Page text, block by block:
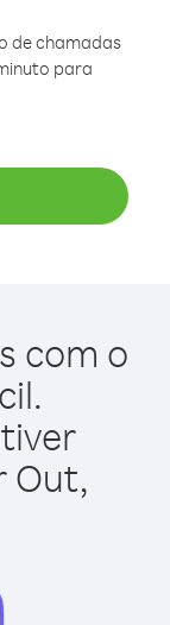
de chamadas
para
com o
Out,